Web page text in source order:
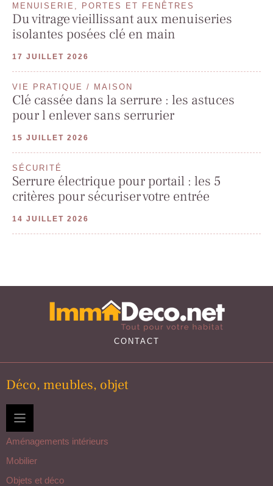
MENUISERIE, PORTES ET FENÊTRES
Du vitrage vieillissant aux menuiseries
isolantes posées clé en main
17 JUILLET 2026
VIE PRATIQUE / MAISON
Clé cassée dans la serrure : les astuces
pour l enlever sans serrurier
15 JUILLET 2026
SÉCURITÉ
Serrure électrique pour portail : les 5
critères pour sécuriser votre entrée
14 JUILLET 2026
CONTACT
Déco, meubles, objet
Aménagements intérieurs
Mobilier
Objets et déco